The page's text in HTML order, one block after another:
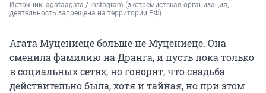
Источник: agataagata / Instagram (экстремистская организация,
деятельность запрещена на территории РФ)
Агата Муцениеце больше не Муцениеце. Она
сменила фамилию на Дранга, и пусть пока только
в социальных сетях, но говорят, что свадьба
действительно была, хотя и тайная, но при этом